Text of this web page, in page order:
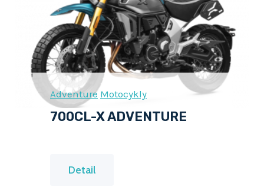
Adventure Motocykly
700CL-X ADVENTURE
Detail